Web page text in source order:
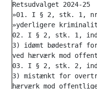
Retsudvalget 2024-25
»01. I § 2, stk. 1,
»yderligere
02. I § 2, stk. 1,
3) idømt bødestraf
ved hærværk mod
03. I § 2, stk. 2,
3) mistænkt for
hærværk mod